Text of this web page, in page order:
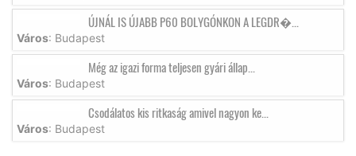
ÚJNÁL IS ÚJABB P60 BOLYGÓNKON A LEGDR�...
Város: Budapest
Még az igazi forma teljesen gyári állap...
Város: Budapest
Csodálatos kis ritkaság amivel nagyon ke...
Város: Budapest